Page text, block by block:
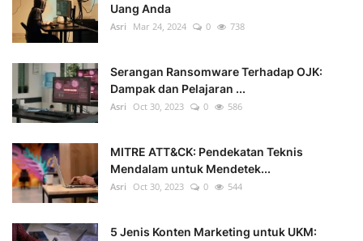
Uang Anda
Asri Mar 24, 2024 0 738
Serangan Ransomware Terhadap OJK:
Dampak dan Pelajaran ...
Asri Oct 30, 2023 0 586
MITRE ATT&CK: Pendekatan Teknis
Mendalam untuk Mendetek...
Asri Oct 30, 2023 0 544
5 Jenis Konten Marketing untuk UKM: